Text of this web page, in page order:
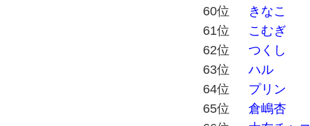
60位
きなこ
61位
こむぎ
62位
つくし
63位
ハル
64位
プリン
65位
倉嶋杏